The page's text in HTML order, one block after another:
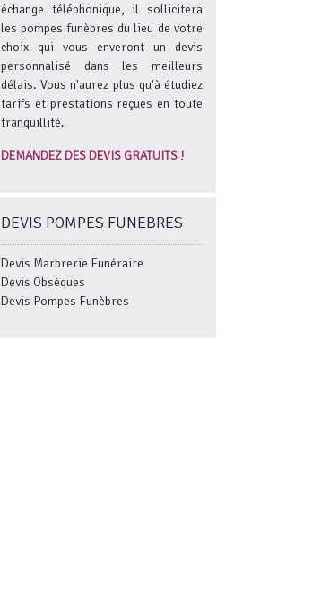
échange téléphonique, il sollicitera
les pompes funèbres du lieu de votre
choix qui vous enveront un devis
personnalisé dans les meilleurs
délais. Vous n'aurez plus qu'à étudiez
tarifs et prestations reçues en toute
tranquillité.
DEMANDEZ DES DEVIS GRATUITS !
DEVIS POMPES FUNEBRES
Devis Marbrerie Funéraire
Devis Obsèques
Devis Pompes Funèbres